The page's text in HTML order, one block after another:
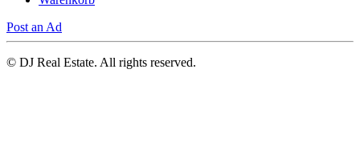
Post an Ad
© DJ Real Estate. All rights reserved.